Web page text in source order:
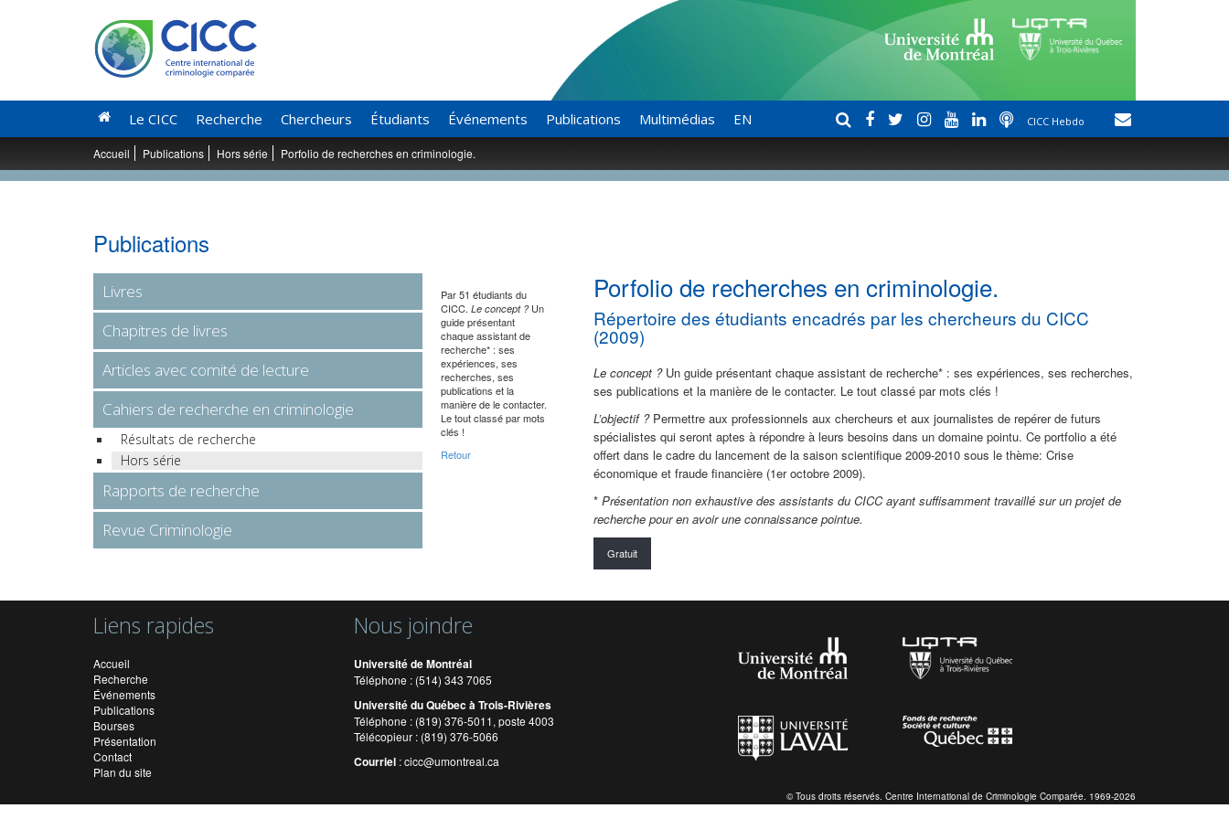
Le CICC Recherche Chercheurs Étudiants Événements Publications Multimédias EN CICC Hebdo
Accueil Publications Hors série Porfolio de recherches en criminologie.
Porfolio de recherches en criminologie.
Répertoire des étudiants encadrés par les chercheurs du CICC
(2009)
Le concept ?Un guide présentant chaque assistant de recherche* : ses expériences, ses recherches,
ses publications et la manière de le contacter. Le tout classé par mots clés !
L’objectif ?Permettre aux professionnels aux chercheurs et aux journalistes de repérer de futurs
spécialistes qui seront aptes à répondre à leurs besoins dans un domaine pointu. Ce portfolio a été
offert dans le cadre du lancement de la saison scientifique 2009-2010 sous le thème: Crise
économique et fraude financière (1er octobre 2009).
* Présentation non exhaustive des assistants du CICC ayant suffisamment travaillé sur un projet de
recherche pour en avoir une connaissance pointue.
Gratuit
Par 51 étudiants du
CICC. Le concept ?Un
guide présentant
chaque assistant de
recherche* : ses
expériences, ses
recherches, ses
publications et la
manière de le contacter.
Le tout classé par mots
clés !
Retour
Publications
Livres
Chapitres de livres
Articles avec comité de lecture
Cahiers de recherche en criminologie
Résultats de recherche
Hors série
Rapports de recherche
Revue Criminologie
Liens rapides
Accueil
Recherche
Événements
Publications
Bourses
Présentation
Contact
Plan du site
Nous joindre
Université de Montréal
Téléphone : (514) 343 7065
Université du Québec à Trois-Rivières
Téléphone : (819) 376-5011, poste 4003
Télécopieur : (819) 376-5066
Courriel :cicc@umontreal.ca
© Tous droits réservés. Centre International de Criminologie Comparée. 1969-2026